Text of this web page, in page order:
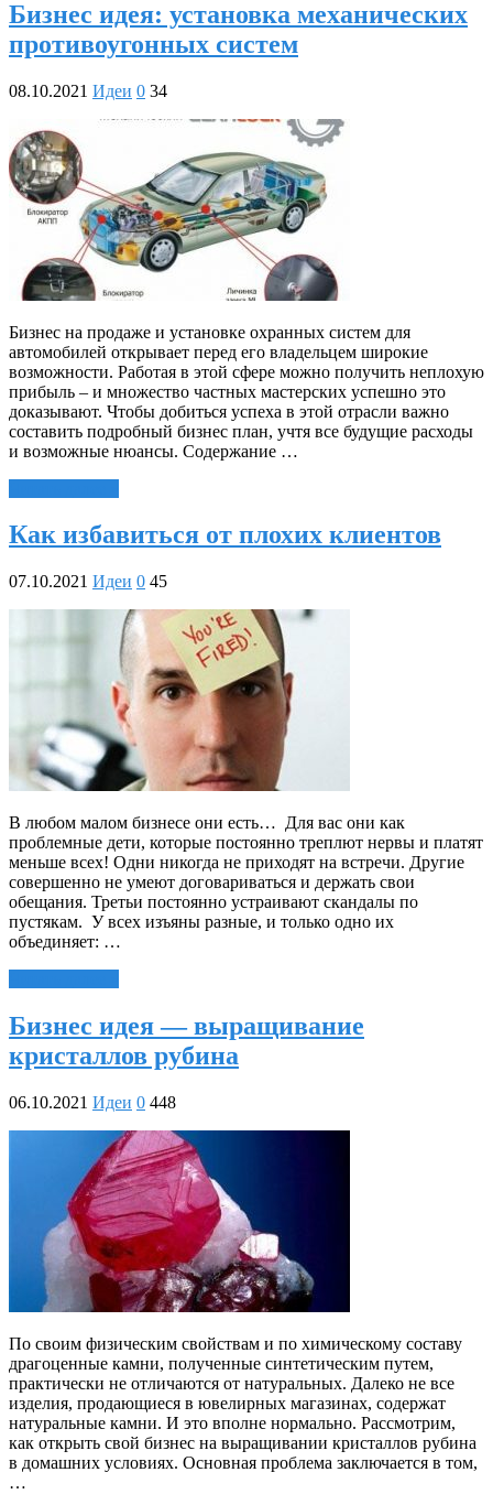
Бизнес идея: установка механических
противоугонных систем
08.10.2021 Идеи 0 34
Бизнес на продаже и установке охранных систем для
автомобилей открывает перед его владельцем широкие
возможности. Работая в этой сфере можно получить неплохую
прибыль – и множество частных мастерских успешно это
доказывают. Чтобы добиться успеха в этой отрасли важно
составить подробный бизнес план, учтя все будущие расходы
и возможные нюансы. Содержание …
Как избавиться от плохих клиентов
07.10.2021 Идеи 0 45
В любом малом бизнесе они есть… Для вас они как
проблемные дети, которые постоянно треплют нервы и платят
меньше всех! Одни никогда не приходят на встречи. Другие
совершенно не умеют договариваться и держать свои
обещания. Третьи постоянно устраивают скандалы по
пустякам. У всех изъяны разные, и только одно их
объединяет: …
Бизнес идея — выращивание
кристаллов рубина
06.10.2021 Идеи 0 448
По своим физическим свойствам и по химическому составу
драгоценные камни, полученные синтетическим путем,
практически не отличаются от натуральных. Далеко не все
изделия, продающиеся в ювелирных магазинах, содержат
натуральные камни. И это вполне нормально. Рассмотрим,
как открыть свой бизнес на выращивании кристаллов рубина
в домашних условиях. Основная проблема заключается в том,
…